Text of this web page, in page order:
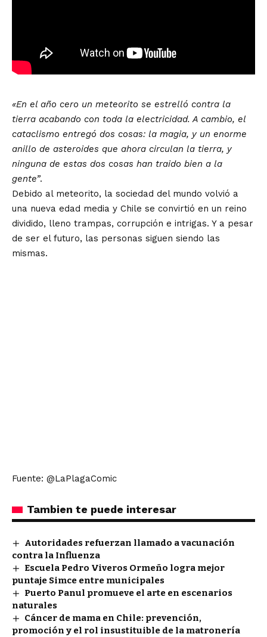
«En el año cero un meteorito se estrelló contra la
tierra acabando con toda la electricidad. A cambio, el
cataclismo entregó dos cosas: la magia, y un enorme
anillo de asteroides que ahora circulan la tierra, y
ninguna de estas dos cosas han traido bien a la
gente”.
Debido al meteorito, la sociedad del mundo volvió a
una nueva edad media y Chile se convirtió en un reino
dividido, lleno trampas, corrupción e intrigas. Y a pesar
de ser el futuro, las personas siguen siendo las
mismas.
Fuente: @LaPlagaComic
Tambien te puede interesar
Autoridades refuerzan llamado a vacunación
contra la Influenza
Escuela Pedro Viveros Ormeño logra mejor
puntaje Simce entre municipales
Puerto Panul promueve el arte en escenarios
naturales
Cáncer de mama en Chile: prevención,
promoción y el rol insustituible de la matronería